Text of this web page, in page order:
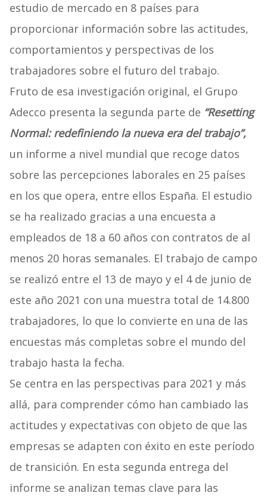
estudio de mercado en 8 países para
proporcionar información sobre las actitudes,
comportamientos y perspectivas de los
trabajadores sobre el futuro del trabajo.
Fruto de esa investigación original, el Grupo
Adecco presenta la segunda parte de “Resetting
Normal: redefiniendo la nueva era del trabajo”,
un informe a nivel mundial que recoge datos
sobre las percepciones laborales en 25 países
en los que opera, entre ellos España. El estudio
se ha realizado gracias a una encuesta a
empleados de 18 a 60 años con contratos de al
menos 20 horas semanales. El trabajo de campo
se realizó entre el 13 de mayo y el 4 de junio de
este año 2021 con una muestra total de 14.800
trabajadores, lo que lo convierte en una de las
encuestas más completas sobre el mundo del
trabajo hasta la fecha.
Se centra en las perspectivas para 2021 y más
allá, para comprender cómo han cambiado las
actitudes y expectativas con objeto de que las
empresas se adapten con éxito en este período
de transición. En esta segunda entrega del
informe se analizan temas clave para las